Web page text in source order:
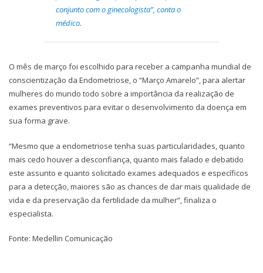
conjunto com o ginecologista”, conta o
médico.
O mês de março foi escolhido para receber a campanha mundial de
conscientização da Endometriose, o “Março Amarelo”, para alertar
mulheres do mundo todo sobre a importância da realização de
exames preventivos para evitar o desenvolvimento da doença em
sua forma grave.
“Mesmo que a endometriose tenha suas particularidades, quanto
mais cedo houver a desconfiança, quanto mais falado e debatido
este assunto e quanto solicitado exames adequados e específicos
para a detecção, maiores são as chances de dar mais qualidade de
vida e da preservação da fertilidade da mulher”, finaliza o
especialista.
Fonte: Medellin Comunicação